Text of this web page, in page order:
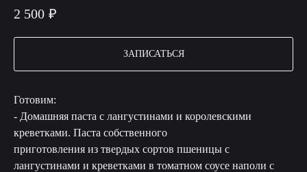
2 500 ₽
ЗАПИСАТЬСЯ
Готовим:
- Домашняя паста с лангустинами и королевскими
креветками. Паста собственного
приготовления из твердых сортов пшеницы с
лангустинами и креветками в томатном соусе наполи с